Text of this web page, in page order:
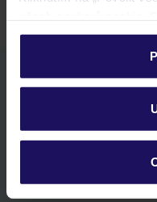
personalizovat v sekci
Podrobné informace o
ochrany osobních
Stáhněte si
seznam oblíbených
historie vyhledávání
kontakt s TUI a